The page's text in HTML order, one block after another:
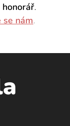
honorář.
se nám.